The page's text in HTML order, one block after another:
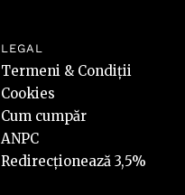
LEGAL
Termeni & Condiții
Cookies
Cum cumpăr
ANPC
Redirecționează 3,5%